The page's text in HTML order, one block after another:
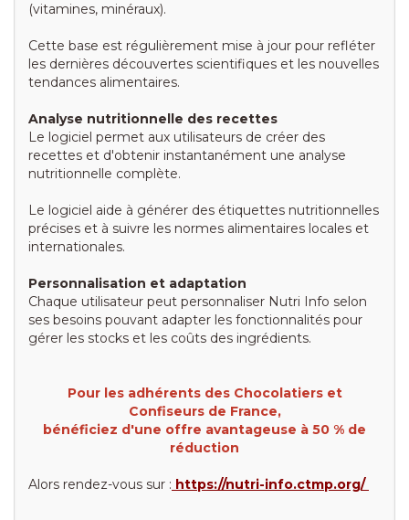
(vitamines, minéraux).
Cette base est régulièrement mise à jour pour refléter
les dernières découvertes scientifiques et les nouvelles
tendances alimentaires.
Analyse nutritionnelle des recettes
Le logiciel permet aux utilisateurs de créer des
recettes et d'obtenir instantanément une analyse
nutritionnelle complète.
Le logiciel aide à générer des étiquettes nutritionnelles
précises et à suivre les normes alimentaires locales et
internationales.
Personnalisation et adaptation
Chaque utilisateur peut personnaliser Nutri Info selon
ses besoins pouvant adapter les fonctionnalités pour
gérer les stocks et les coûts des ingrédients.
Pour les adhérents des Chocolatiers et
Confiseurs de France,
bénéficiez d'une offre avantageuse à 50 % de
réduction
Alors rendez-vous sur : https://nutri-info.ctmp.org/